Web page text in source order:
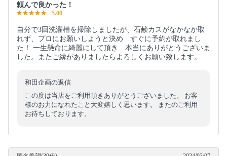
頼んで良かった！
5.00
自分で3回洗濯槽を掃除しましたが、石鹸カスがなかなか取
れず、プロにお願いしようと決め すぐに予約が取れまし
た！ 一生懸命に綺麗にして頂き 本当にありがとうございま
した。またご縁がありましたらよろしくお願い致します。
和田企画の返信
この度は当店をご利用頂きありがとうございました。 お客
様のお力になれたこと大変嬉しく思います。 またのご利用
お待ちしております。